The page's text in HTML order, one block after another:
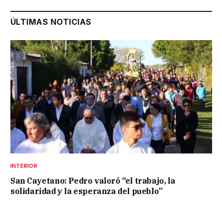
ÚLTIMAS NOTICIAS
INTERIOR
San Cayetano: Pedro valoró “el trabajo, la
solidaridad y la esperanza del pueblo”